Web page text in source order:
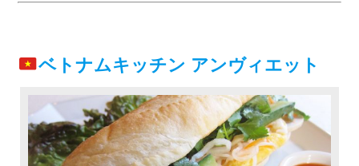
ベトナムキッチン アンヴィエット